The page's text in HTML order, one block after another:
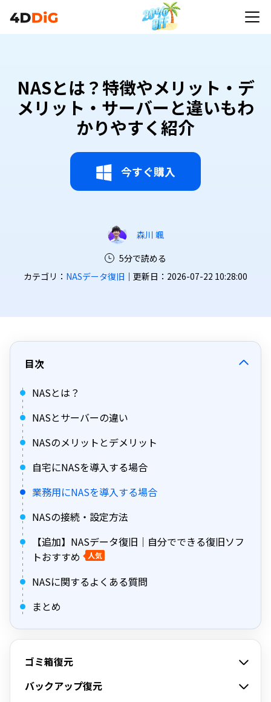
と違いもわかりやすく紹介
NASとは？特徴やメリット・デ
メリット・サーバーと違いもわ
かりやすく紹介
今すぐ購入
森川 颯
5分で読める
カテゴリ： NASデータ復旧 ｜更新日：2026-07-22 10:28:00
目次
NASとは？
NASとサーバーの違い
NASのメリットとデメリット
自宅にNASを導入する場合
業務用にNASを導入する場合
NASの接続・設定方法
【追加】NASデータ復旧｜自分でできる復旧ソフ
トおすすめ
人気
NASに関するよくある質問
まとめ
ゴミ箱復元
バックアップ復元